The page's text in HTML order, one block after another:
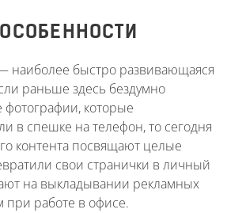
ОСОБЕННОСТИ
наиболее быстро развивающаяся
раньше здесь бездумно
которые
в спешке на телефон, то сегодня
контента посвящают целые
свои странички в личный
на выкладывании рекламных
при работе в офисе.